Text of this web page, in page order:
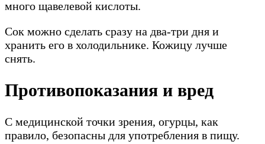
много щавелевой кислоты.
Сок можно сделать сразу на два-три дня и
хранить его в холодильнике. Кожицу лучше
снять.
Противопоказания и вред
С медицинской точки зрения, огурцы, как
правило, безопасны для употребления в пищу.